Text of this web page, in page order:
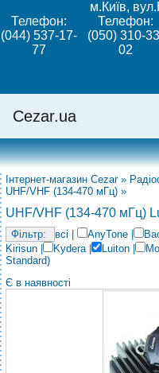
м.Київ,
Телефон:
(044) 537-17-
77
Телефон:
(050) 310-
02
Cezar.ua
Інтернет-магазин Cezar »
UHF/VHF (134-470 мГц) »
UHF/VHF (134-470 мГц)
всі
AnyTone
Kirisun
Kydera| Luiton
Standard)
Є в наявності